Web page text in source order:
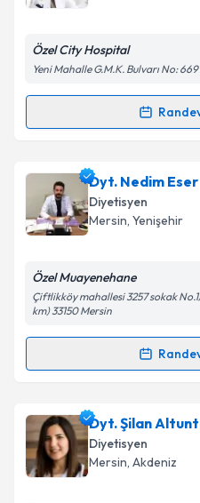
Kişisel verilerimin
Metni'ni okudum ve
Takvim
Özel City Hospital
Yeni Mahalle G.M.K. Bulvarı No:
Randevu Takvimi
Dyt. Özlem Doğaniçin
oluşturun. Size bu
takvim hazırlandığında
Kişisel verilerimin
'ni okudum
kapsamda
Takvim
Dyt. Nedim Eser
Diyetisyen
Mersin, Yenişehir
Özel Muayenehane
Çiftlikköy mahallesi 3257 sokak
km) 33150 Mersin
Randevu Takvimi
Dyt. Nedim Eseriçin
Size bu uzmandan
hazırlandığında e-posta
Dyt. Şilan
Diyetisyen
Mersin, Akdeniz